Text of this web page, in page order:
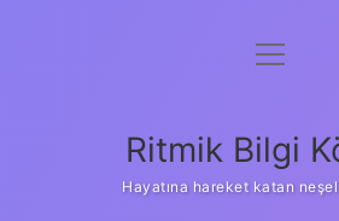
Anasayfa
Yasal Uyarı
menüyü
Ritmik Bilgi
Hayatına hareket katan